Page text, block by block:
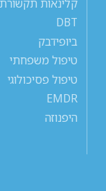
קלינאות תקשורת
DBT
ביופידבק
טיפול משפחתי
טיפול פסיכולוגי
EMDR
היפנוזה